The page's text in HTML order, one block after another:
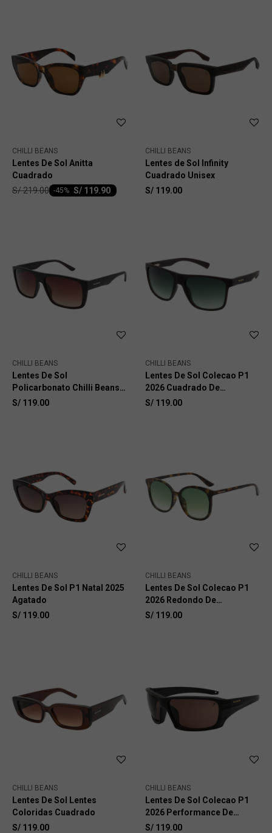
CHILLI BEANS
Lentes De Sol Anitta
Cuadrado
S/ 119.90
-45
S/219.00
CHILLI BEANS
Lentes de Sol Infinity
Cuadrado Unisex
S/ 119.00
CHILLI BEANS
Lentes De Sol
Policarbonato Chilli Beans
Cuadrado
S/ 119.00
CHILLI BEANS
Lentes De Sol Colecao P1
2026 Cuadrado De
Policarbonato
S/ 119.00
CHILLI BEANS
Lentes De Sol P1 Natal 2025
Agatado
S/ 119.00
CHILLI BEANS
Lentes De Sol Colecao P1
2026 Redondo De
Policarbonato
S/ 119.00
CHILLI BEANS
Lentes De Sol Lentes
Coloridas Cuadrado
S/ 119.00
CHILLI BEANS
Lentes De Sol Colecao P1
2026 Performance De
Policarbonato
S/ 119.00